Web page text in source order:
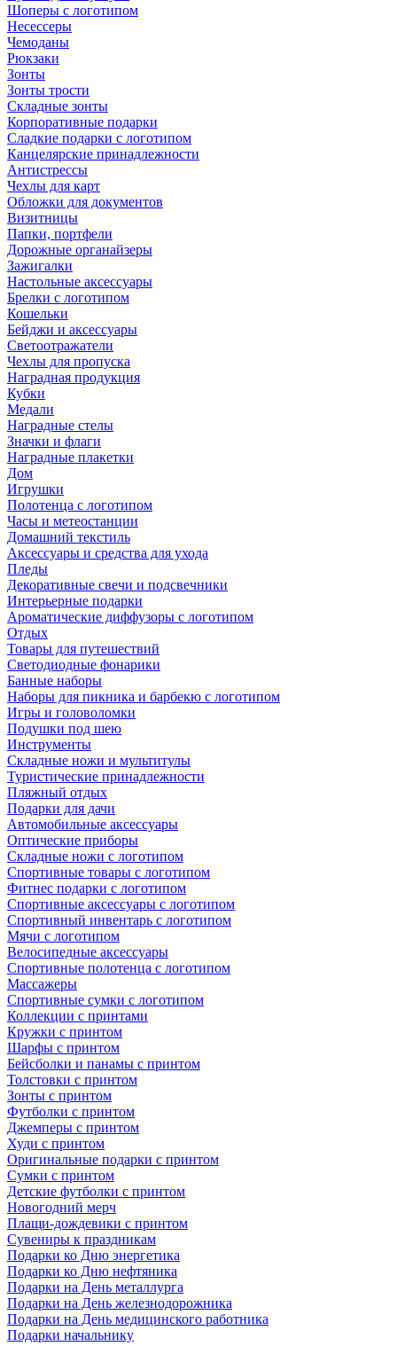
Шоперы с логотипом
Несессеры
Чемоданы
Рюкзаки
Зонты
Зонты трости
Складные зонты
Корпоративные подарки
Сладкие подарки с логотипом
Канцелярские принадлежности
Антистрессы
Чехлы для карт
Обложки для документов
Визитницы
Папки, портфели
Дорожные органайзеры
Зажигалки
Настольные аксессуары
Брелки с логотипом
Кошельки
Бейджи и аксессуары
Светоотражатели
Чехлы для пропуска
Наградная продукция
Кубки
Медали
Наградные стелы
Значки и флаги
Наградные плакетки
Дом
Игрушки
Полотенца с логотипом
Часы и метеостанции
Домашний текстиль
Аксессуары и средства для ухода
Пледы
Декоративные свечи и подсвечники
Интерьерные подарки
Ароматические диффузоры с логотипом
Отдых
Товары для путешествий
Светодиодные фонарики
Банные наборы
Наборы для пикника и барбекю с логотипом
Игры и головоломки
Подушки под шею
Инструменты
Складные ножи и мультитулы
Туристические принадлежности
Пляжный отдых
Подарки для дачи
Автомобильные аксессуары
Оптические приборы
Складные ножи с логотипом
Спортивные товары с логотипом
Фитнес подарки с логотипом
Спортивные аксессуары с логотипом
Спортивный инвентарь с логотипом
Мячи с логотипом
Велосипедные аксессуары
Спортивные полотенца с логотипом
Массажеры
Спортивные сумки с логотипом
Коллекции с принтами
Кружки с принтом
Шарфы с принтом
Бейсболки и панамы с принтом
Толстовки с принтом
Зонты с принтом
Футболки с принтом
Джемперы с принтом
Худи с принтом
Оригинальные подарки с принтом
Сумки с принтом
Детские футболки с принтом
Новогодний мерч
Плащи-дождевики с принтом
Сувениры к праздникам
Подарки ко Дню энергетика
Подарки ко Дню нефтяника
Подарки на День металлурга
Подарки на День железнодорожника
Подарки на День медицинского работника
Подарки начальнику